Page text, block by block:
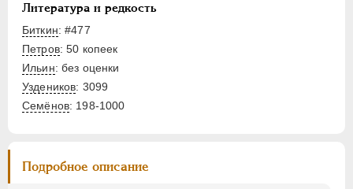
Литература и редкость
Биткин: #477
Петров: 50 копеек
Ильин: без оценки
Уздеников: 3099
Семёнов: 198-1000
Подробное описание
НИКОЛАЙ I 1826-1855
АЛЕКСАНДР II
АЛЕКСАНДР III
НИКОЛАЙ II 1894-1917
ВРЕМЕННОЕ ПРАВ.